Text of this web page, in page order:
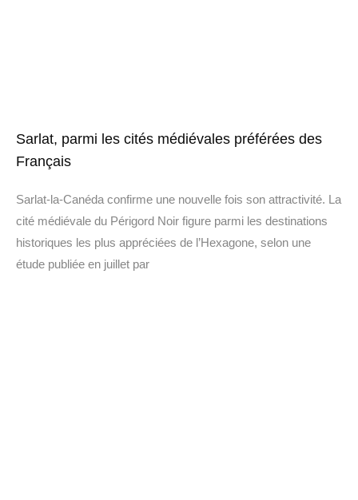
Sarlat, parmi les cités médiévales préférées des
Français
Sarlat-la-Canéda confirme une nouvelle fois son attractivité. La
cité médiévale du Périgord Noir figure parmi les destinations
historiques les plus appréciées de l’Hexagone, selon une
étude publiée en juillet par